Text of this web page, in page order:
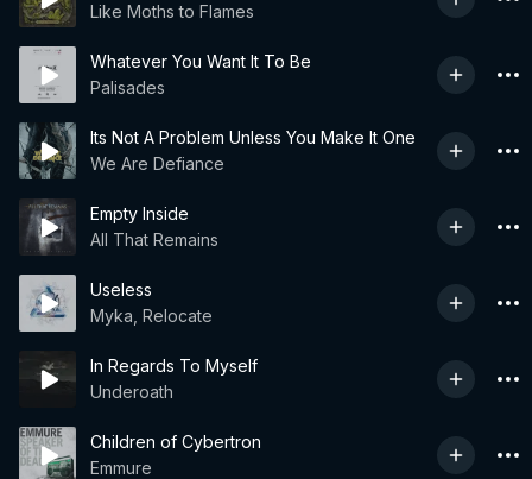
Like Moths to Flames
Whatever You Want It To Be
Palisades
Its Not A Problem Unless You Make It One
We Are Defiance
Empty Inside
All That Remains
Useless
Myka, Relocate
In Regards To Myself
Underoath
Children of Cybertron
Emmure